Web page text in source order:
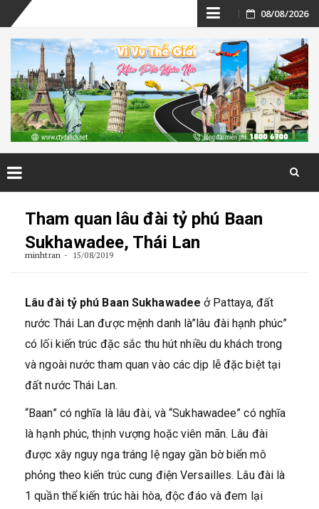
Skip
to
content
08/08/2026
Tham quan lâu đài tỷ phú Baan
Sukhawadee, Thái Lan
minhtran 15/08/2019
Lâu đài tỷ phú Baan Sukhawadee ở Pattaya, đất
nước Thái Lan được mệnh danh là”lâu đài hạnh phúc”
có lối kiến trúc đặc sắc thu hút nhiều du khách trong
và ngoài nước tham quan vào các dịp lễ đặc biệt tại
đất nước Thái Lan.
“Baan” có nghĩa là lâu đài, và “Sukhawadee” có nghĩa
là hạnh phúc, thịnh vượng hoặc viên mãn. Lâu đài
được xây nguy nga tráng lệ ngay gần bờ biển mô
phỏng theo kiến trúc cung điện Versailles. Lâu đài là
1 quần thể kiến trúc hài hòa, độc đáo và đem lại